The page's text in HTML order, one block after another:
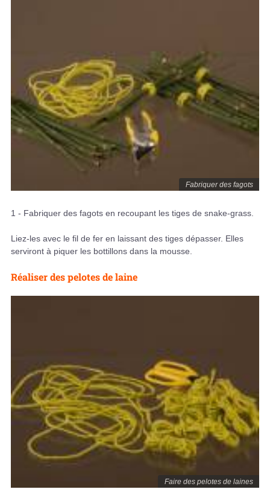
Fabriquer des fagots
1 - Fabriquer des fagots en recoupant les tiges de snake-grass.
Liez-les avec le fil de fer en laissant des tiges dépasser. Elles
serviront à piquer les bottillons dans la mousse.
Réaliser des pelotes de laine
Faire des pelotes de laines